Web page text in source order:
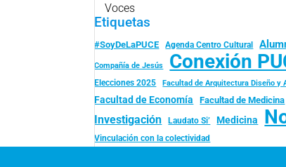
Voces
Etiquetas
#SoyDeLaPUCE Agenda Centro Cultural
Compañía de Jesús Conexión
Elecciones 2025
Facultad de Arquitectura Diseño y
Facultad de Economía Facultad de Medicina
Investigación Laudato Si’ Medicina
Vinculación con la colectividad